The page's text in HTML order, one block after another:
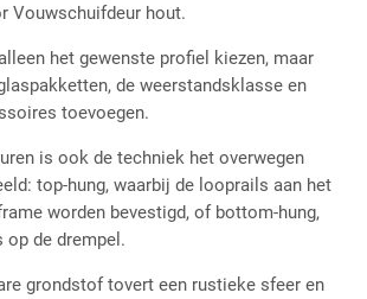
Vouwschuifdeur hout.
het gewenste profiel kiezen, maar
de weerstandsklasse en
toevoegen.
is ook de techniek het overwegen
top-hung, waarbij de looprails aan het
worden bevestigd, of bottom-hung,
op de drempel.
grondstof tovert een rustieke sfeer en